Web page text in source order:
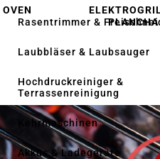
Rasentrimmer &
Laubbläser & Laubsauger
Hochdruckreiniger &
Terrassenreinigung
Kehrmaschinen
Akkus & Ladegeräte
PLANCHA